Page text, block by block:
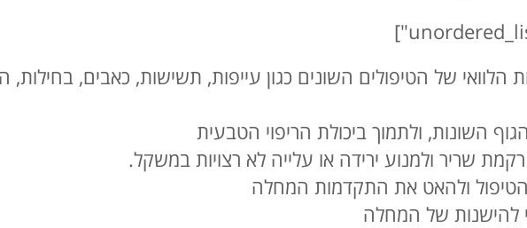
של הטיפולים השונים כגון עייפות, תשישות, כאבים, בחילות,
השונות, ולתמוך ביכולת הריפוי הטבעית
שריר ולמנוע ירידה או עלייה לא רצויות במשקל.
ולהאט את התקדמות המחלה
להישנות של המחלה